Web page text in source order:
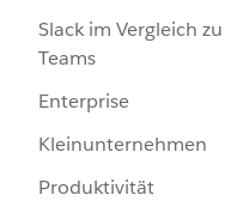
Slack im Vergleich zu
Teams
Enterprise
Kleinunternehmen
Produktivität